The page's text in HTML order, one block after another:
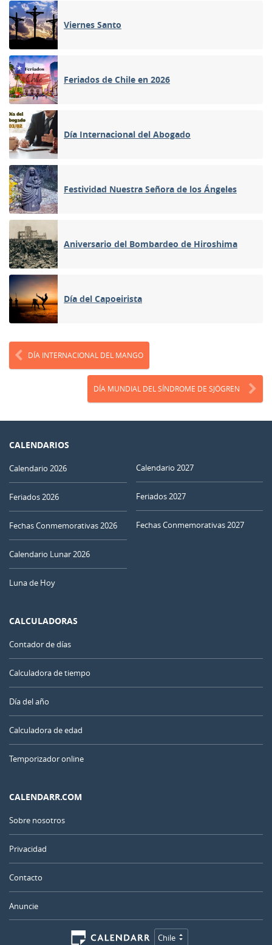
Viernes Santo
Feriados de Chile en 2026
Día Internacional del Abogado
Festividad Nuestra Señora de los Ángeles
Aniversario del Bombardeo de Hiroshima
Día del Capoeirista
DÍA INTERNACIONAL DEL MANGO
DÍA MUNDIAL DEL SÍNDROME DE SJÖGREN
CALENDARIOS
Calendario 2026
Feriados 2026
Fechas Conmemorativas 2026
Calendario Lunar 2026
Luna de Hoy
Calendario 2027
Feriados 2027
Fechas Conmemorativas 2027
CALCULADORAS
Contador de días
Calculadora de tiempo
Día del año
Calculadora de edad
Temporizador online
CALENDARR.COM
Sobre nosotros
Privacidad
Contacto
Anuncie
Chile